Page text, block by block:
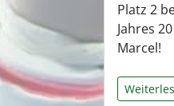
Platz 2
Jahres
Marcel!